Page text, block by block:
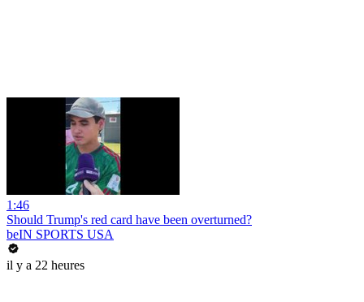
1:46
Should Trump's red card have been overturned?
beIN SPORTS USA
il y a 22 heures